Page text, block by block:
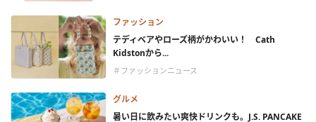
ファッション
テディベアやローズ柄がかわいい！ Cath
Kidstonから...
＃ファッションニュース
グルメ
暑い日に飲みたい爽快ドリンクも。J.S. PANCAKE